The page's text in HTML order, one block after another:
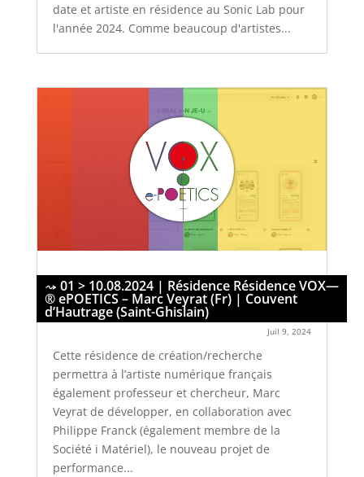
date et artiste en résidence au Sonic Lab pour
l'année 2024. Comme beaucoup d'artistes...
01 > 10.08.2024 | Résidence Résidence VOX—
® ePOETICS – Marc Veyrat (Fr) | Couvent
d’Hautrage (Saint-Ghislain)
Juil 9, 2024
Cette résidence de création/recherche
permettra à l’artiste numérique français
également professeur et chercheur, Marc
Veyrat de développer, en collaboration avec
Philippe Franck (également membre de la
Société i Matériel), le nouveau projet de
performance...